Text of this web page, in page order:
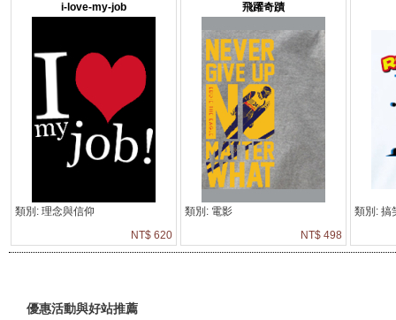
i-love-my-job
類別: 理念與信仰
NT$ 620
飛躍奇蹟
類別: 電影
NT$ 498
類別: 搞
優惠活動與好站推薦